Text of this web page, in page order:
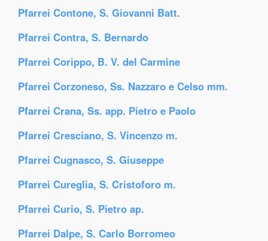
Pfarrei Contone, S. Giovanni Batt.
Pfarrei Contra, S. Bernardo
Pfarrei Corippo, B. V. del Carmine
Pfarrei Corzoneso, Ss. Nazzaro e Celso mm.
Pfarrei Crana, Ss. app. Pietro e Paolo
Pfarrei Cresciano, S. Vincenzo m.
Pfarrei Cugnasco, S. Giuseppe
Pfarrei Cureglia, S. Cristoforo m.
Pfarrei Curio, S. Pietro ap.
Pfarrei Dalpe, S. Carlo Borromeo